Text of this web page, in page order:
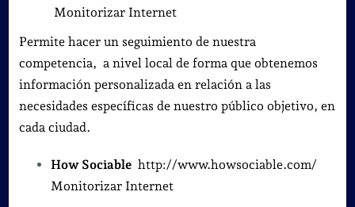
Monitorizar Internet
Permite hacer un seguimiento de nuestra
competencia, a nivel local de forma que obtenemos
información personalizada en relación a las
necesidades específicas de nuestro público objetivo, en
cada ciudad.
How Sociablehttp://www.howsociable.com/
Monitorizar Internet